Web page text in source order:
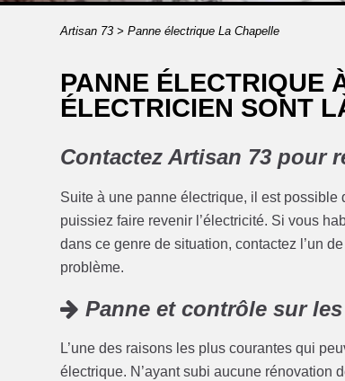
Artisan 73> Panne électrique La Chapelle
PANNE ÉLECTRIQUE
ÉLECTRICIEN SONT
Contactez Artisan 73 pour
Suite à une panne électrique, il est possible
puissiez faire revenir l’électricité. Si vous
dans ce genre de situation, contactez l’un
problème.
Panne et contrôle sur
L’une des raisons les plus courantes qui
électrique. N’ayant subi aucune rénovation